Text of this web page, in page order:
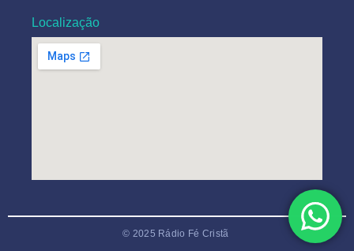
Localização
© 2025 Rádio Fé Cristã